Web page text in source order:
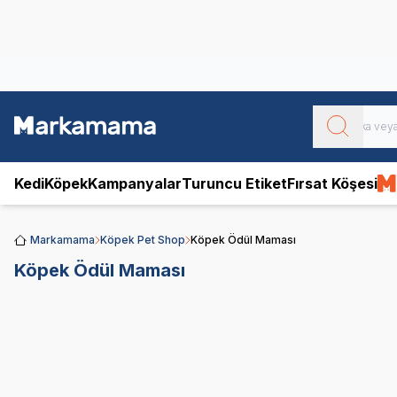
KediKöpekKampanyalarTuruncu EtiketFırsat Köşesi
Markamama Köpek Pet Shop Köpek Ödül Maması
Köpek Ödül Maması